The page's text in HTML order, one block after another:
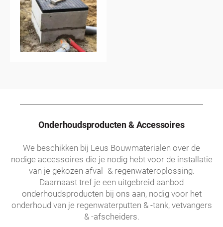
Onderhoudsproducten & Accessoires
We beschikken bij Leus Bouwmaterialen over de
nodige accessoires die je nodig hebt voor de installatie
van je gekozen afval- & regenwateroplossing.
Daarnaast tref je een uitgebreid aanbod
onderhoudsproducten bij ons aan, nodig voor het
onderhoud van je regenwaterputten & -tank, vetvangers
& -afscheiders.